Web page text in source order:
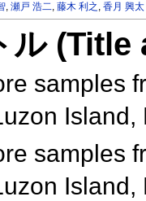
,瀬戸 浩二,藤木 利之 ,香月 興太
ル
samples
samples